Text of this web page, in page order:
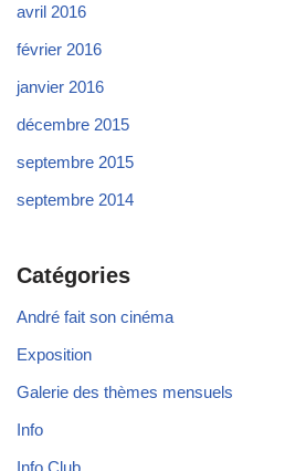
avril 2016
février 2016
janvier 2016
décembre 2015
septembre 2015
septembre 2014
Catégories
André fait son cinéma
Exposition
Galerie des thèmes mensuels
Info
Info Club